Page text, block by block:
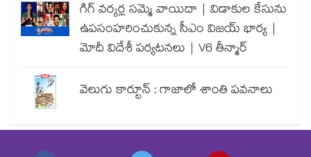
గిగ్ వర్కర్ల సమ్మె వాయిదా | విడాకుల కేసును
ఉపసంహరించుకున్న సీఎం విజయ్ భార్య |
మోదీ విదేశీ పర్యటనలు | V6 తీన్మార్
వెలుగు కార్టూన్ : గాజాలో శాంతి పవనాలు